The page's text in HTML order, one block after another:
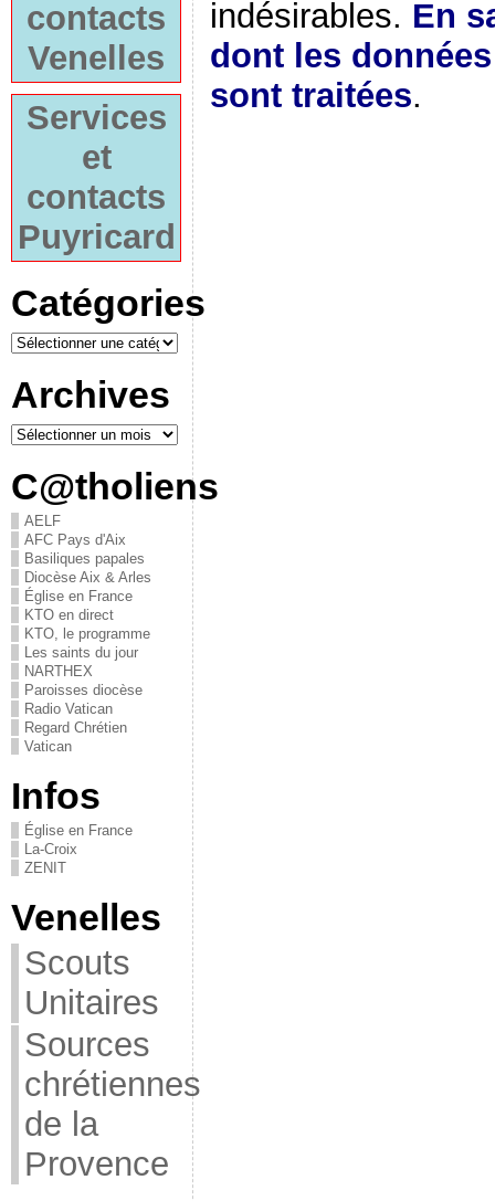
contacts
Venelles
Services
et
contacts
Puyricard
Catégories
Archives
C@tholiens
AELF
AFC Pays d'Aix
Basiliques papales
Diocèse Aix & Arles
Église en France
KTO en direct
KTO, le programme
Les saints du jour
NARTHEX
Paroisses diocèse
Radio Vatican
Regard Chrétien
Vatican
Infos
Église en France
La-Croix
ZENIT
Venelles
Scouts
Unitaires
Sources
chrétiennes
de la
Provence
indésirables. En
dont les
sont traitées.